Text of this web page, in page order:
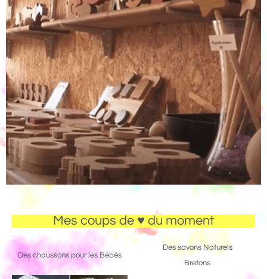
Mes coups de ♥ du moment
Des chaussons pour les Bébés
Des savons Naturels
Bretons